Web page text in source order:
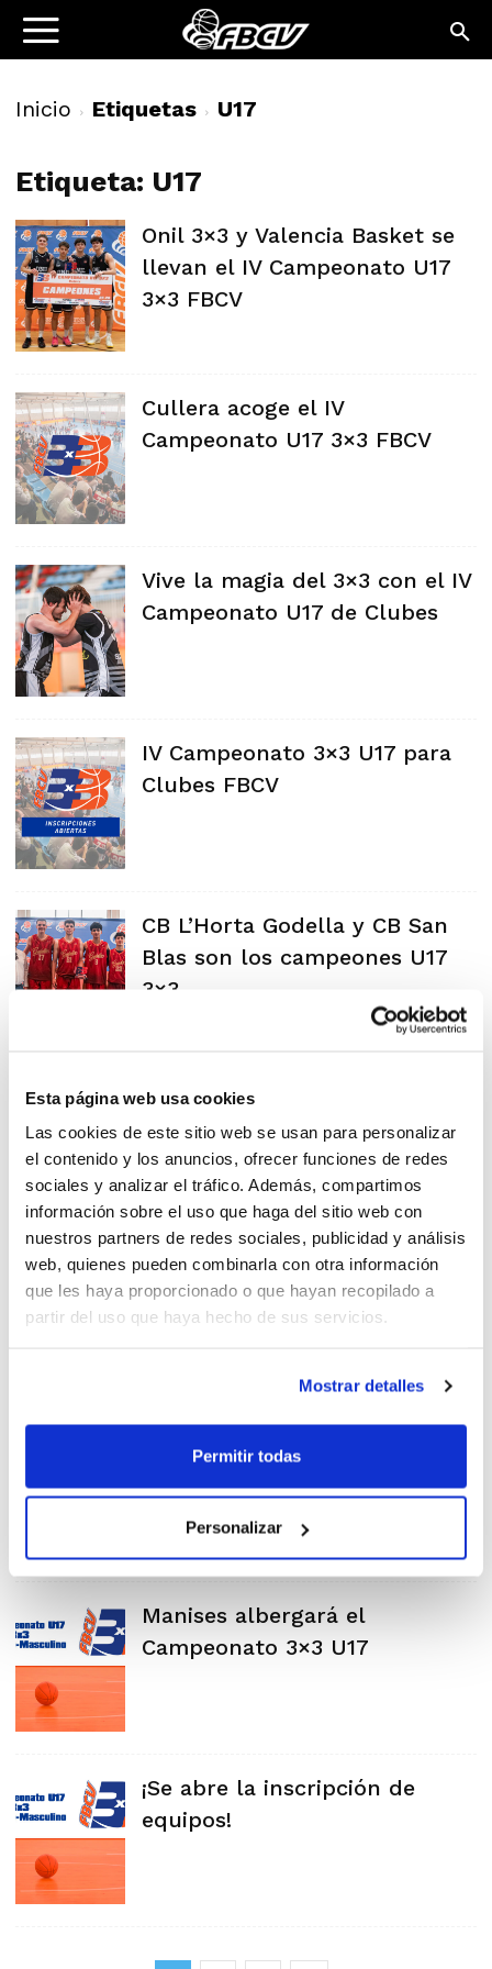
Esta página web usa cookies
Las cookies de este sitio web se usan para personalizar
el contenido y los anuncios, ofrecer funciones de redes
sociales y analizar el tráfico. Además, compartimos
información sobre el uso que haga del sitio web con
nuestros partners de redes sociales, publicidad y análisis
web, quienes pueden combinarla con otra información
que les haya proporcionado o que hayan recopilado a
partir del uso que haya hecho de sus servicios.
Mostrar detalles
Permitir todas
Personalizar
Inicio Etiquetas U17
Etiqueta: U17
Onil 3×3 y Valencia Basket se
llevan el IV Campeonato U17
3×3 FBCV
Cullera acoge el IV
Campeonato U17 3×3 FBCV
Vive la magia del 3×3 con el IV
Campeonato U17 de Clubes
IV Campeonato 3×3 U17 para
Clubes FBCV
CB L’Horta Godella y CB San
Blas son los campeones U17
3×3
¡Todo preparado en Manises
para el III Campeonato U17
3×3!
Se presenta en Manises el III
Campeonato U17 3×3
¡Último día de inscripción de
Manises albergará el
Campeonato 3×3 U17
¡Se abre la inscripción de
equipos!